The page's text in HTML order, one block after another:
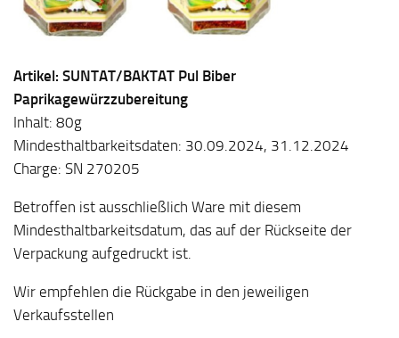
Artikel: SUNTAT/BAKTAT Pul Biber
Paprikagewürzzubereitung
Inhalt: 80g
Mindesthaltbarkeitsdaten: 30.09.2024, 31.12.2024
Charge: SN 270205
Betroffen ist ausschließlich Ware mit diesem
Mindesthaltbarkeitsdatum, das auf der Rückseite der
Verpackung aufgedruckt ist.
Wir empfehlen die Rückgabe in den jeweiligen
Verkaufsstellen